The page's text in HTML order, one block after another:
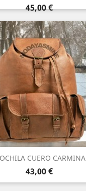
Precio
45,00 €
CUERO CARMINA
Precio
43,00 €